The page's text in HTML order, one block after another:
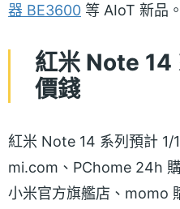
器 BE3600 等 AIoT 新品。
紅米 Note 14
價錢
紅米 Note 14 系列預計 1/
mi.com、PChome 24h
小米官方旗艦店、momo